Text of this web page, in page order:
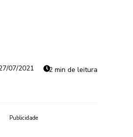
07/2021 2 min de leitura
Publicidade